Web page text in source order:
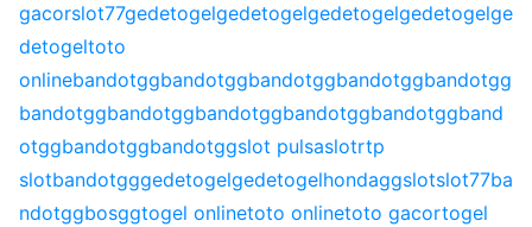
gacorslot77gedetogelgedetogelgedetogelgedetogelge
detogeltoto
onlinebandotggbandotggbandotggbandotggbandotgg
bandotggbandotggbandotggbandotggbandotggband
otggbandotggbandotggslot pulsaslotrtp
slotbandotgggedetogelgedetogelhondaggslotslot77ba
ndotggbosggtogel onlinetoto onlinetoto gacortogel